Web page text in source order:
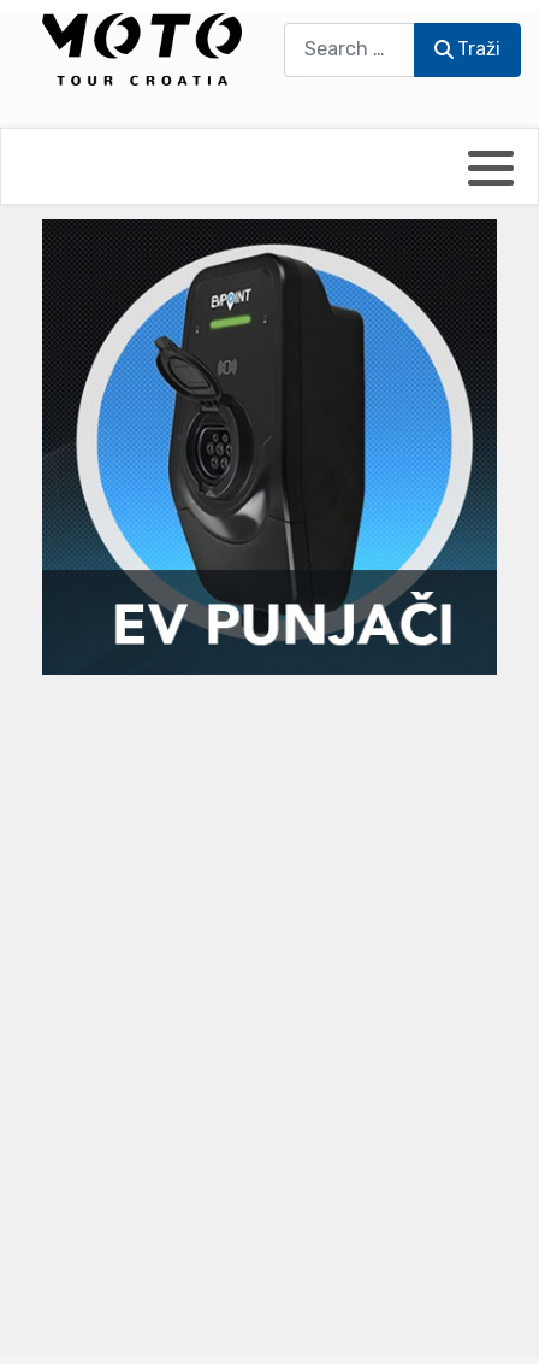
Traži
UmPaDrum
Moto servisi
Impressum
Damir Žerić - ELPASSO
Dario Dinter - Moto TOZ
Igor Kreč - UmPaDrum
Igor Kukec Brmbi
Slaven Gajdek
MTC - Moto Tour Croatia
Moto putopisi
Vikend vožnje
Zanimljivost
Najave i noviteti